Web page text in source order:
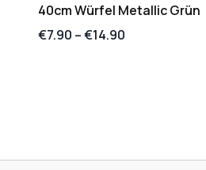
40cm Würfel Metallic Grün
€7.90 –€14.90